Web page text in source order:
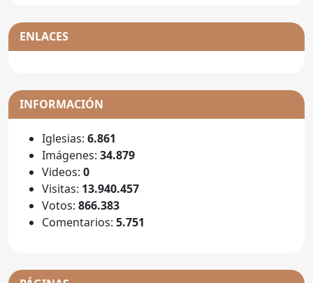
ENLACES
INFORMACIÓN
Iglesias: 6.861
Imágenes: 34.879
Videos: 0
Visitas: 13.940.457
Votos: 866.383
Comentarios: 5.751